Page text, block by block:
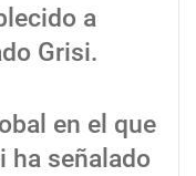
a
Grisi.
en el que
ha señalado